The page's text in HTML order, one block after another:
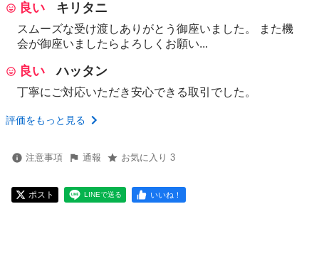
良い キリタニ
スムーズな受け渡しありがとう御座いました。 また機
会が御座いましたらよろしくお願い...
良い ハッタン
丁寧にご対応いただき安心できる取引でした。
評価をもっと見る
注意事項 通報 お気に入り 3
ポスト LINEで送る いいね！